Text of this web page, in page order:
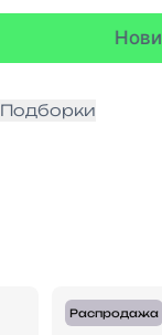
Подборки
ONE-SIZE
Распродажа